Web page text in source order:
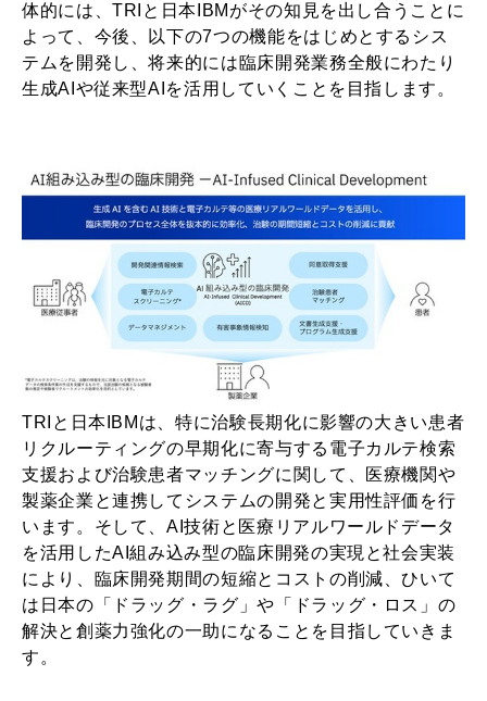
体的には、TRIと日本IBMがその知見を出し合うことに
よって、今後、以下の7つの機能をはじめとするシス
テムを開発し、将来的には臨床開発業務全般にわたり
生成AIや従来型AIを活用していくことを目指します。
TRIと日本IBMは、特に治験長期化に影響の大きい患者
リクルーティングの早期化に寄与する電子カルテ検索
支援および治験患者マッチングに関して、医療機関や
製薬企業と連携してシステムの開発と実用性評価を行
います。そして、AI技術と医療リアルワールドデータ
を活用したAI組み込み型の臨床開発の実現と社会実装
により、臨床開発期間の短縮とコストの削減、ひいて
は日本の「ドラッグ・ラグ」や「ドラッグ・ロス」の
解決と創薬力強化の一助になることを目指していきま
す。